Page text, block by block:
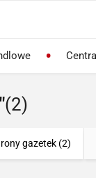
(2)
gazetek (2)